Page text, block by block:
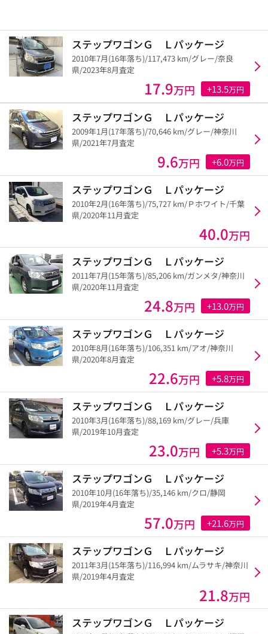
ステップワゴンＧ Ｌパッケージ
2010年7月(16年落ち)/117,473 km/グレー/奈良
県/2023年8月査定
17.9万円 +13.5万円
ステップワゴンＧ Ｌパッケージ
2009年1月(17年落ち)/70,646 km/グレー/神奈川
県/2021年7月査定
9.6万円 +6.0万円
ステップワゴンＧ Ｌパッケージ
2010年2月(16年落ち)/75,727 km/Ｐホワイト/千葉
県/2020年11月査定
40.0万円
ステップワゴンＧ Ｌパッケージ
2011年7月(15年落ち)/85,206 km/ガンメタ/神奈川
県/2020年11月査定
24.8万円 +13.0万円
ステップワゴンＧ Ｌパッケージ
2010年8月(16年落ち)/106,351 km/アオ/神奈川
県/2020年8月査定
22.6万円 +5.8万円
ステップワゴンＧ Ｌパッケージ
2010年3月(16年落ち)/88,169 km/グレー/兵庫
県/2019年10月査定
23.0万円 +5.3万円
ステップワゴンＧ Ｌパッケージ
2010年10月(16年落ち)/35,146 km/クロ/静岡
県/2019年4月査定
57.0万円 +21.6万円
ステップワゴンＧ Ｌパッケージ
2011年3月(15年落ち)/116,994 km/ムラサキ/神奈川
県/2019年4月査定
21.8万円
ステップワゴンＧ Ｌパッケージ